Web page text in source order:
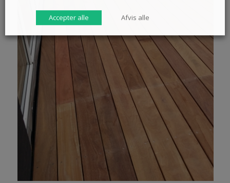
Accepter alle Afvis alle